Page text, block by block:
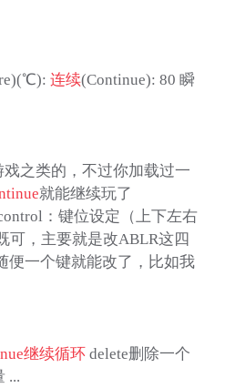
连续(Continue): 80 瞬
之类的，不过你加载过一
就能继续玩了
：键位设定（上下左右
可，主要就是改ABLR这四
便一个键就能改了，比如我
继续循环delete删除一个
...